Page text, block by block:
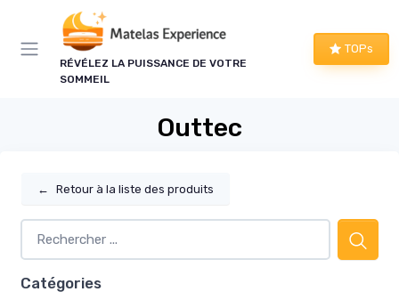
RÉVÉLEZ LA PUISSANCE DE VOTRE
SOMMEIL
TOPs
Outtec
← Retour à la liste des produits
Catégories
Panneau de gestion des cookies